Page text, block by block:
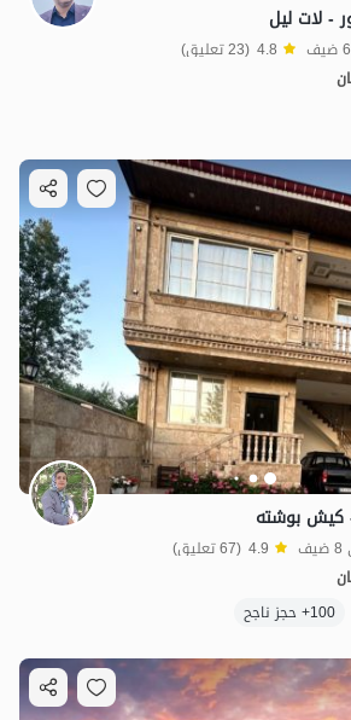
- لات ليل
4.8 (23 تعليق)
كيش بوشته
4.9 (67 تعليق)
100+ حجز ناجح